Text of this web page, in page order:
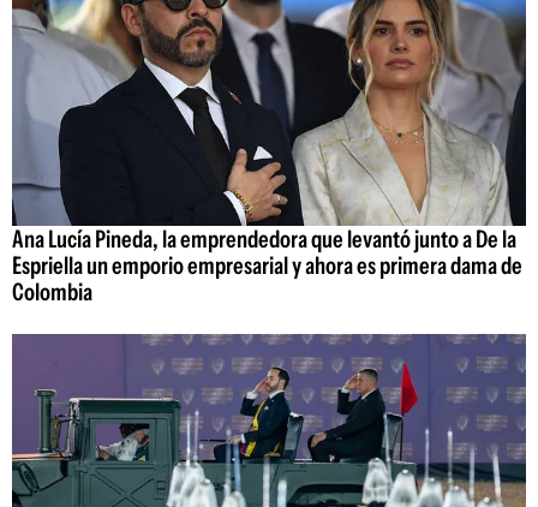
Ana Lucía Pineda, la emprendedora que levantó junto a De la
Espriella un emporio empresarial y ahora es primera dama de
Colombia